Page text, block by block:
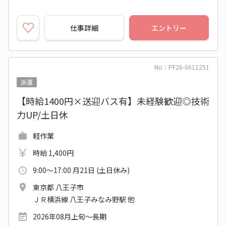
仕事詳細 エントリー
No：PF26-0611251
派遣
【時給1400円×送迎バス有】未経験歓迎◎技術
力UP/土日休
軽作業
時給 1,400円
9:00～17:00 月21日 (土日休み)
東京都 八王子市
ＪＲ横浜線 八王子みなみ野駅 他
2026年08月上旬～長期